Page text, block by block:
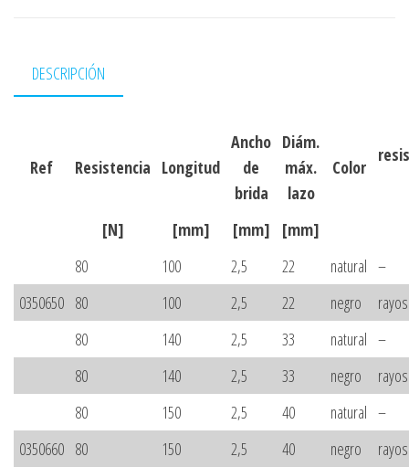
DESCRIPCIÓN
Ref Resistencia Longitud
Ancho
de
brida
Diám.
máx.
lazo
Color
[N] [mm] [mm]
[mm]
80
100 2,5 22 natural –
0350650 80 100 2,5 22 negro
80
140 2,5 33 natural –
80
140 2,5 33 negro
80
150 2,5 40 natural –
0350660 80 150 2,5 40 negro